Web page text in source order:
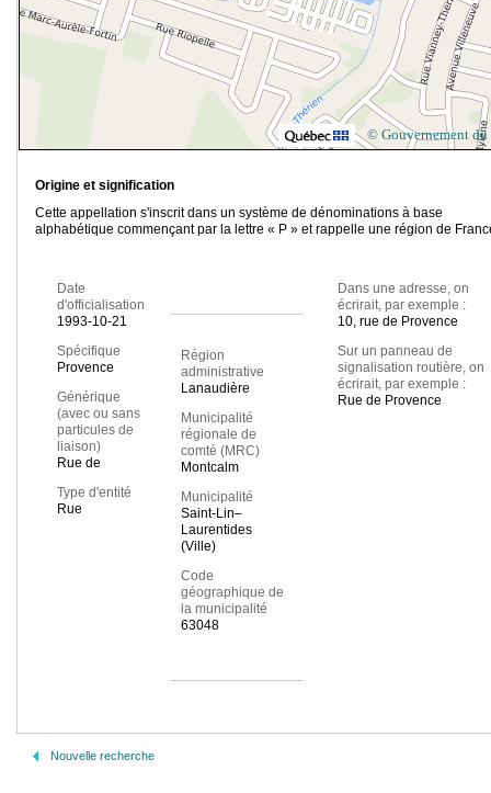
© Gouvernement du
Origine et signification
Cette appellation s'inscrit dans un système de dénominations à base
alphabétique commençant par la lettre « P » et rappelle une région de
Date
d'officialisation
1993-10-21
Spécifique
Provence
Générique
(avec ou sans
particules de
liaison)
Rue de
Type d'entité
Rue
Région
administrative
Lanaudière
Municipalité
régionale de
comté (MRC)
Montcalm
Municipalité
Saint-Lin–
Laurentides
(Ville)
Code
géographique de
la municipalité
63048
Dans une adresse, on
écrirait, par exemple :
10, rue de Provence
Sur un panneau de
signalisation routière, on
écrirait, par exemple :
Rue de Provence
Nouvelle recherche